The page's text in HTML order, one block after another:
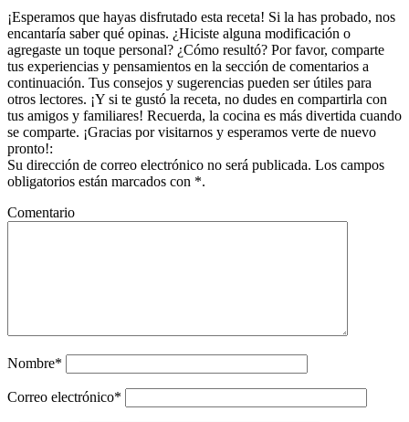
¡Esperamos que hayas disfrutado esta receta! Si la has probado, nos
encantaría saber qué opinas. ¿Hiciste alguna modificación o
agregaste un toque personal? ¿Cómo resultó? Por favor, comparte
tus experiencias y pensamientos en la sección de comentarios a
continuación. Tus consejos y sugerencias pueden ser útiles para
otros lectores. ¡Y si te gustó la receta, no dudes en compartirla con
tus amigos y familiares! Recuerda, la cocina es más divertida cuando
se comparte. ¡Gracias por visitarnos y esperamos verte de nuevo
pronto!:
Su dirección de correo electrónico no será publicada. Los campos
obligatorios están marcados con *.
Comentario
Nombre*
Correo electrónico*